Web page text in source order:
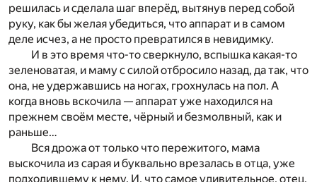
решилась и сделала шаг вперёд, вытянув перед собой
руку, как бы желая убедиться, что аппарат и в самом
деле исчез, а не просто превратился в невидимку.
И в это время что-то сверкнуло, вспышка какая-то
зеленоватая, и маму с силой отбросило назад, да так, что
она, не удержавшись на ногах, грохнулась на пол. А
когда вновь вскочила — аппарат уже находился на
прежнем своём месте, чёрный и безмолвный, как и
раньше…
Вся дрожа от только что пережитого, мама
выскочила из сарая и буквально врезалась в отца, уже
подходившему к нему. И, что самое удивительное, отец,